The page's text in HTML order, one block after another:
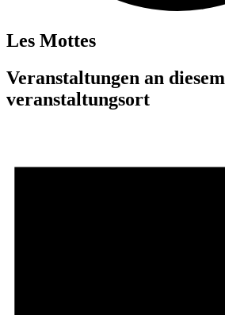
Les Mottes
Veranstaltungen an diesem
veranstaltungsort